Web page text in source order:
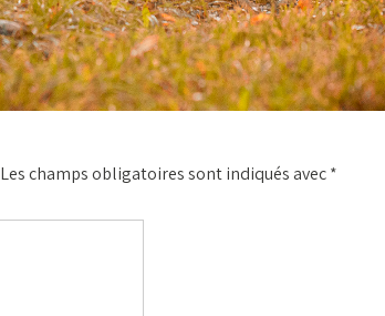
Les champs obligatoires sont indiqués avec*